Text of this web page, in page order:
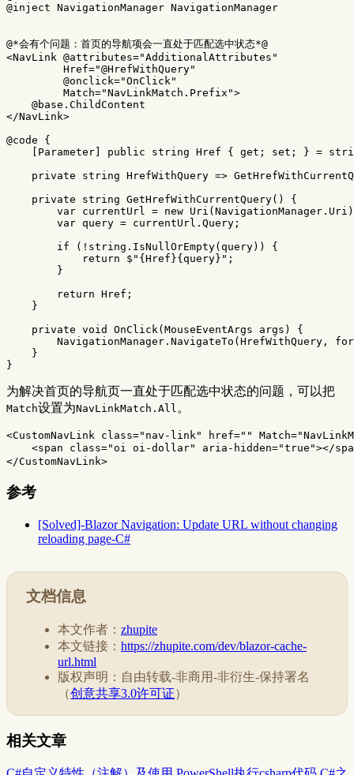
@inject NavigationManager NavigationManager
@*会有个问题：首页的导航项会一直处于匹配选中状态*@
<NavLink @attributes="AdditionalAttributes"
Href="@HrefWithQuery"
@onclick="OnClick"
Match="NavLinkMatch.Prefix">
@base . ChildContent
</NavLink>
@code
{
Parameter public string Href { get ; set ; } =
private
string HrefWithQuery =>
private
string GetHrefWithCurrentQuery()
{
var currentUrl = new Uri ( NavigationManager . Uri
var query = currentUrl . Query ;
if
(! string . IsNullOrEmpty( query))
{
return
$" { Href }{ query} " ;
}
return Href ;
}
private void OnClick( MouseEventArgs args )
{
NavigationManager . NavigateTo ( HrefWithQuery ,
}
}
为解决首页的导航页一直处于匹配选中状态的问题，可以把
Match设置为NavLinkMatch.All 。
<CustomNavLink class="nav-link" href="" Match=
<span
class="oi oi-dollar" aria-hidden="true"></
</CustomNavLink>
参考
[Solved]-Blazor Navigation: Update URL without changing
reloading page-C#
文档信息
本文作者： zhupite
本文链接： https://zhupite.com/dev/blazor-cache-
url.html
版权声明：自由转载-非商用-非衍生-保持署名
（创意共享3.0许可证）
相关文章